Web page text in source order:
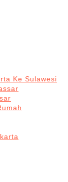
Ke Sulawesi